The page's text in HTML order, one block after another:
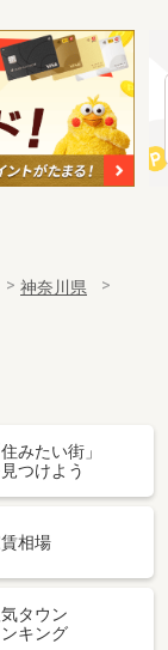
神奈川県
住みたい街」
つけよう
相場
気タウン
キング